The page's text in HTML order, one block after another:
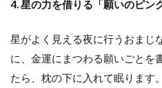
4. 星の力を借りる「願いのピン
星がよく見える夜に行うおまじ
に、金運にまつわる願いごとを
たら、枕の下に入れて眠ります。